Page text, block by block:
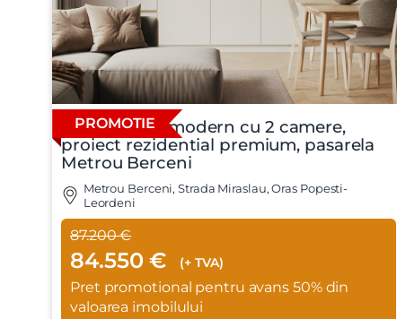
PROMOTIE
Apartament modern cu 2 camere,
proiect rezidential premium, pasarela
Metrou Berceni
Metrou Berceni, Strada Miraslau, Oras Popesti-
Leordeni
87.200 €
84.550 € (+ TVA)
Pret promotional pentru avans 50% din
valoarea imobilului
Telefon
Email